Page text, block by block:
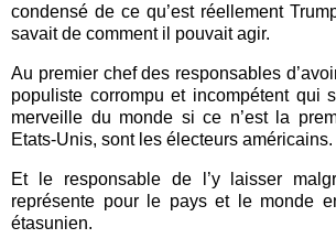
condensé de ce qu’est réellement
savait de comment il pouvait agir.
Au premier chef des responsables
populiste corrompu et incompétent qui
merveille du monde si ce n’est la
Etats-Unis, sont les électeurs américains.
Et le responsable de l’y laisser
représente pour le pays et le monde
étasunien.